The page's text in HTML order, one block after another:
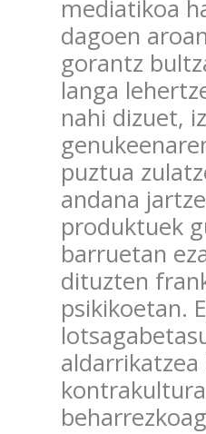
mediatikoa
dagoen
gorantz
langa
nahi dizuet,
puztua
andana
produktuek
barruetan
dituzten
psikikoetan.
aldarrikatzea
kontrakultura